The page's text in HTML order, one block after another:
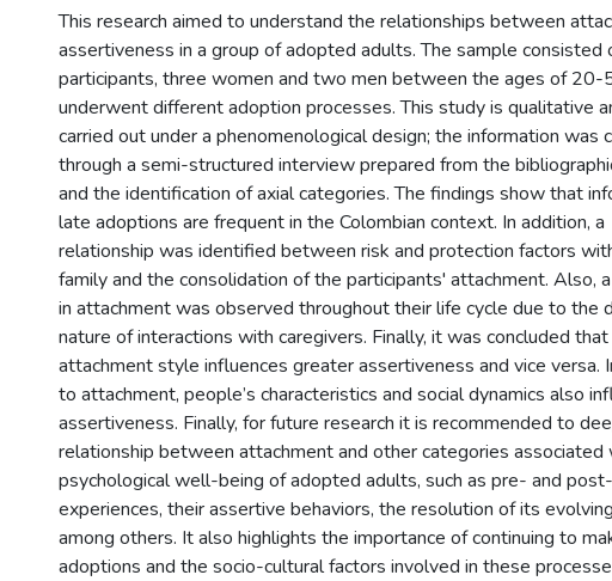
This research aimed to understand the relationships between
assertiveness in a group of adopted adults. The sample consisted
participants, three women and two men between the ages of 20-
underwent different adoption processes. This study is qualitative
carried out under a phenomenological design; the information was
through a semi-structured interview prepared from the
and the identification of axial categories. The findings show that
late adoptions are frequent in the Colombian context. In addition, a
relationship was identified between risk and protection factors
family and the consolidation of the participants' attachment. Also,
in attachment was observed throughout their life cycle due to the
nature of interactions with caregivers. Finally, it was concluded that
attachment style influences greater assertiveness and vice versa.
to attachment, people’s characteristics and social dynamics also
assertiveness. Finally, for future research it is recommended to
relationship between attachment and other categories associated
psychological well-being of adopted adults, such as pre- and
experiences, their assertive behaviors, the resolution of its
among others. It also highlights the importance of continuing to
adoptions and the socio-cultural factors involved in these